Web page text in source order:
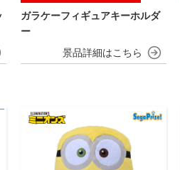
ガラケーフィギュアキーホルダ
ー